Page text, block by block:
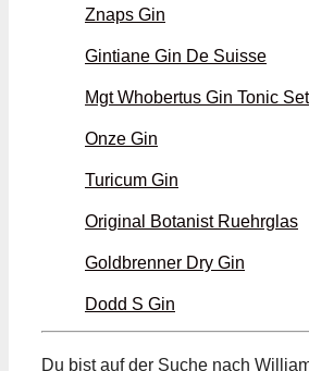
Znaps Gin
Gintiane Gin De Suisse
Mgt Whobertus Gin Tonic Set
Onze Gin
Turicum Gin
Original Botanist Ruehrglas
Goldbrenner Dry Gin
Dodd S Gin
Du bist auf der Suche nach